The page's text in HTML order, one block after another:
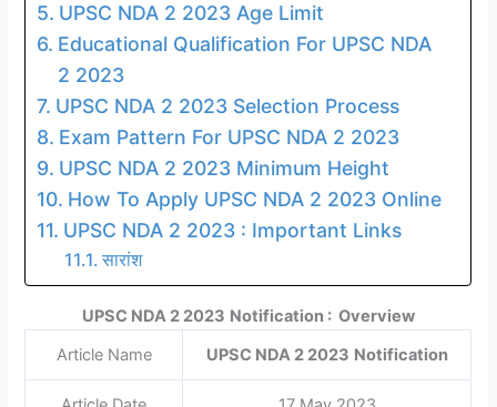
UPSC NDA 2 2023 Age Limit
Educational Qualification For UPSC NDA
2 2023
UPSC NDA 2 2023 Selection Process
Exam Pattern For UPSC NDA 2 2023
UPSC NDA 2 2023 Minimum Height
How To Apply UPSC NDA 2 2023 Online
UPSC NDA 2 2023 : Important Links
सारांश
UPSC NDA 2 2023 Notification : Overview
Article Name
UPSC NDA 2 2023 Notification